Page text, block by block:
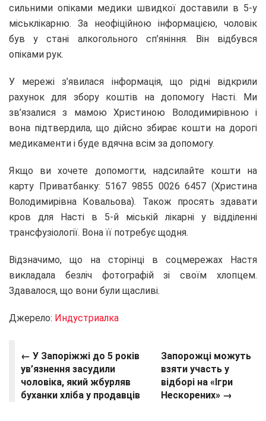
сильними опіками медики швидкої доставили в 5-у
міськлікарню. За неофіційною інформацією, чоловік
був у стані алкогольного сп’яніння. Він відбувся
опіками рук.
У мережі з’явилася інформація, що рідні відкрили
рахунок для збору коштів на допомогу Насті. Ми
зв’язалися з мамою Христиною Володимирівною і
вона підтвердила, що дійсно збирає кошти на дорогі
медикаменти і буде вдячна всім за допомогу.
Якщо ви хочете допомогти, надсилайте кошти на
карту Приватбанку: 5167 9855 0026 6457 (Христина
Володимирівна Ковальова). Також просять здавати
кров для Насті в 5-й міській лікарні у відділенні
трансфузіології. Вона її потребує щодня.
Відзначимо, що на сторінці в соцмережах Настя
викладала безліч фотографій зі своїм хлопцем.
Здавалося, що вони були щасливі.
Джерело: Индустриалка
← У Запоріжжі до 5 років
ув’язнення засудили
чоловіка, який жбурляв
буханки хліба у продавців
Запорожці можуть
взяти участь у
відборі на «Ігри
Нескорених» →